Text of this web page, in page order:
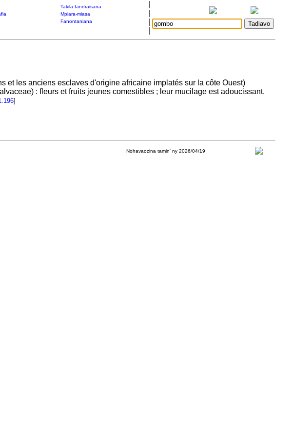
Takila fandraisana
Mpiara-miasa
Fanontaniana
et les anciens esclaves d'origine africaine implatés sur la côte Ouest)
: fleurs et fruits jeunes comestibles ; leur mucilage est adoucissant.
]
Nohavaozina tamin' ny 2026/04/19